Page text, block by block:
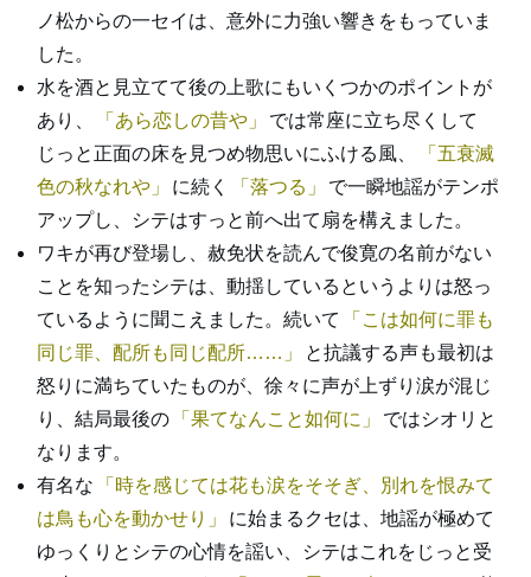
ノ松からの一セイは、意外に力強い響きをもっていま
した。
水を酒と見立てて後の上歌にもいくつかのポイントが
あり、
あら恋しの昔や
では常座に立ち尽くして
じっと正面の床を見つめ物思いにふける風、
五衰滅
色の秋なれや
に続く 落つる
で一瞬地謡がテンポ
アップし、シテはすっと前へ出て扇を構えました。
ワキが再び登場し、赦免状を読んで俊寛の名前がない
ことを知ったシテは、動揺しているというよりは怒っ
ているように聞こえました。続いて
こは如何に罪も
同じ罪、配所も同じ配所……
と抗議する声も最初は
怒りに満ちていたものが、徐々に声が上ずり涙が混じ
り、結局最後の
果てなんこと如何に
ではシオリと
なります。
有名な
時を感じては花も涙をそそぎ、別れを恨みて
は鳥も心を動かせり
に始まるクセは、地謡が極めて
ゆっくりとシテの心情を謡い、シテはこれをじっと受